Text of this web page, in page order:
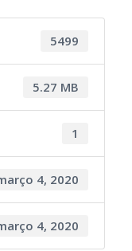
5499
5.27 MB
1
4, 2020
4, 2020